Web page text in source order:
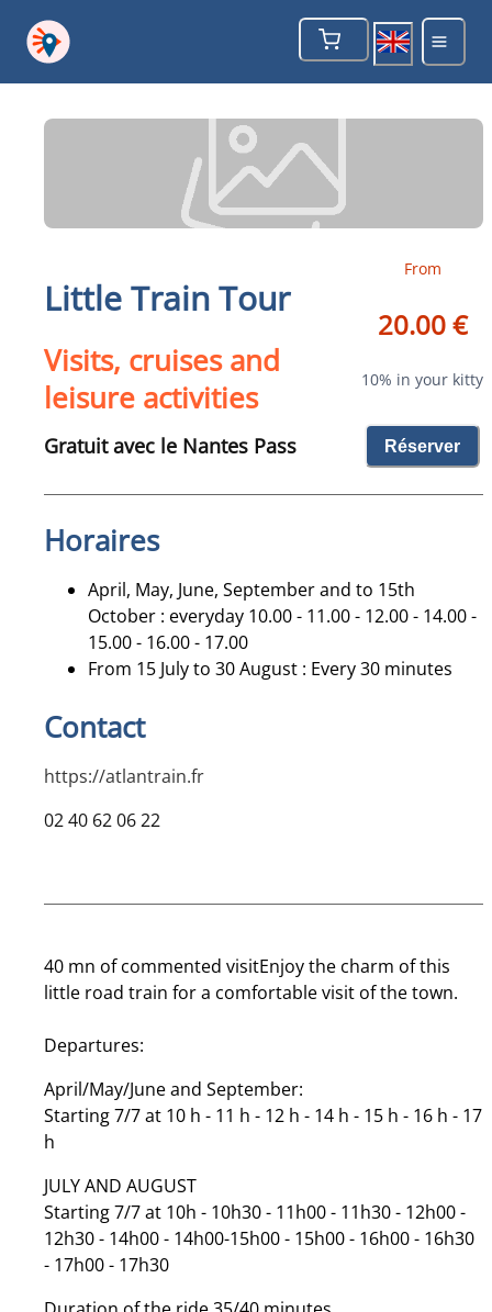
Little Train Tour
Visits, cruises and
leisure activities
Gratuit avec le Nantes Pass
From
20.00 €
10% in your kitty
Réserver
Horaires
April, May, June, September and to 15th
October : everyday 10.00 - 11.00 - 12.00 - 14.00 -
15.00 - 16.00 - 17.00
From 15 July to 30 August : Every 30 minutes
Contact
https://atlantrain.fr
02 40 62 06 22
40 mn of commented visitEnjoy the charm of this
little road train for a comfortable visit of the town.
Departures:
April/May/June and September:
Starting 7/7 at 10 h - 11 h - 12 h - 14 h - 15 h - 16 h - 17
h
JULY AND AUGUST
Starting 7/7 at 10h - 10h30 - 11h00 - 11h30 - 12h00 -
12h30 - 14h00 - 14h00-15h00 - 15h00 - 16h00 - 16h30
- 17h00 - 17h30